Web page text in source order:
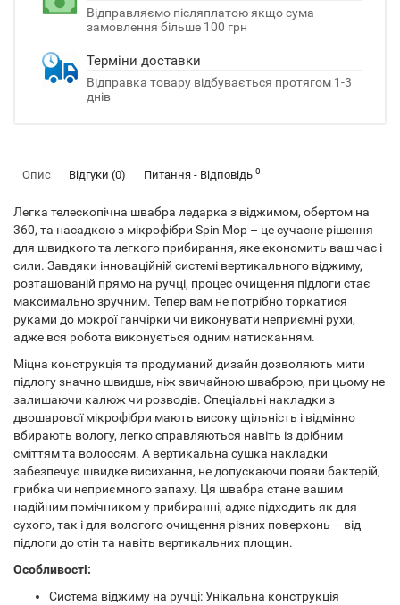
Відправляємо післяплатою якщо сума
замовлення більше 100 грн
Терміни доставки
Відправка товару відбувається протягом 1-3
днів
Опис Відгуки (0) Питання - Відповідь 0
Легка телескопічна швабра ледарка з віджимом, обертом на
360, та насадкою з мікрофібри Spin Mop – це сучасне рішення
для швидкого та легкого прибирання, яке економить ваш час і
сили. Завдяки інноваційній системі вертикального віджиму,
розташованій прямо на ручці, процес очищення підлоги стає
максимально зручним. Тепер вам не потрібно торкатися
руками до мокрої ганчірки чи виконувати неприємні рухи,
адже вся робота виконується одним натисканням.
Міцна конструкція та продуманий дизайн дозволяють мити
підлогу значно швидше, ніж звичайною шваброю, при цьому не
залишаючи калюж чи розводів. Спеціальні накладки з
двошарової мікрофібри мають високу щільність і відмінно
вбирають вологу, легко справляються навіть із дрібним
сміттям та волоссям. А вертикальна сушка накладки
забезпечує швидке висихання, не допускаючи появи бактерій,
грибка чи неприємного запаху. Ця швабра стане вашим
надійним помічником у прибиранні, адже підходить як для
сухого, так і для вологого очищення різних поверхонь – від
підлоги до стін та навіть вертикальних площин.
Особливості:
Система віджиму на ручці: Унікальна конструкція